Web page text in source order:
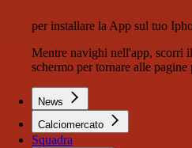
per installare la App sul tuo
Mentre navighi nell'app, scorri
schermo per tornare alle pagine
News
Calciomercato
Squadra